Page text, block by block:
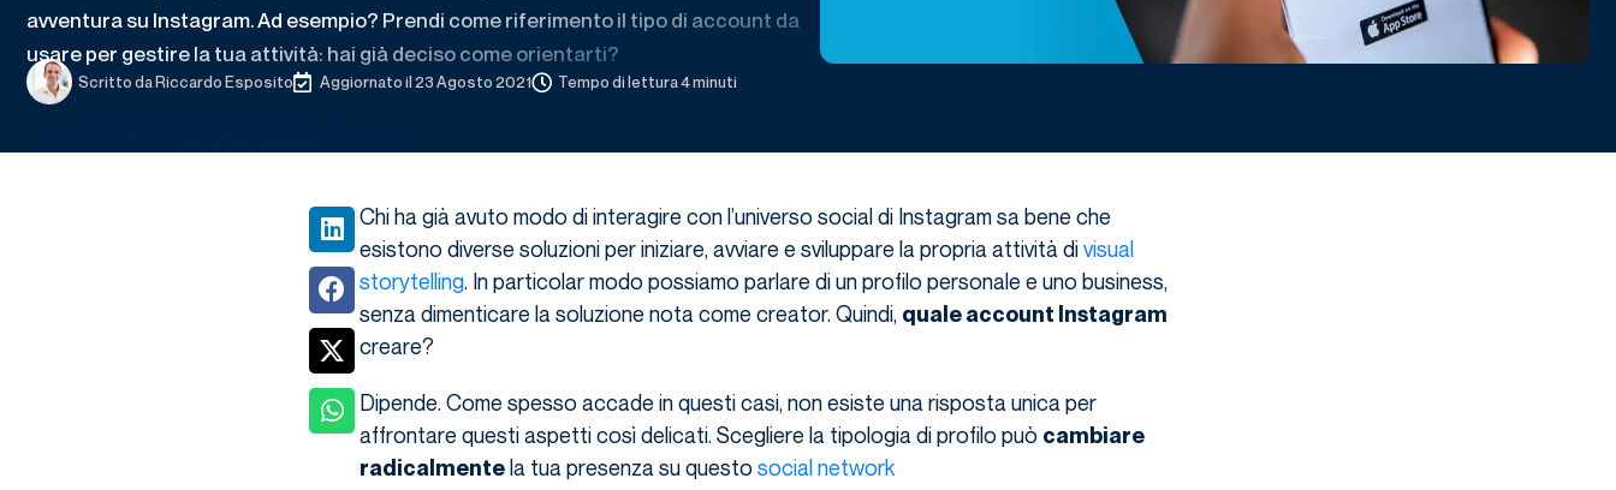
avventura su Instagram. Ad esempio? Prendi come riferimento il tipo di account da
usare per gestire la tua attività: hai già deciso come orientarti?
Scritto daRiccardo Esposito Aggiornato il 23 Agosto 2021 Tempo di lettura 4 minuti
Chi ha già avuto modo di interagire con l’universo social di Instagram sa bene che
esistono diverse soluzioni per iniziare, avviare e sviluppare la propria attività divisual
storytelling. In particolar modo possiamo parlare di un profilo personale e uno business,
senza dimenticare la soluzione nota come creator. Quindi, quale account Instagram
creare?
Dipende. Come spesso accade in questi casi, non esiste una risposta unica per
affrontare questi aspetti così delicati. Scegliere la tipologia di profilo può cambiare
radicalmentela tua presenza su questo social network